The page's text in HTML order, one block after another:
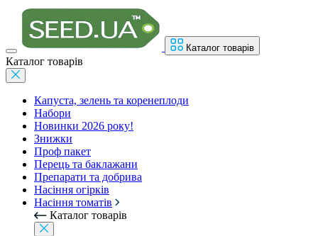
Каталог товарів
Каталог товарів
Капуста, зелень та коренеплоди
Набори
Новинки 2026 року!
Знижки
Проф пакет
Перець та баклажани
Препарати та добрива
Насіння огірків
Насіння томатів
Каталог товарів